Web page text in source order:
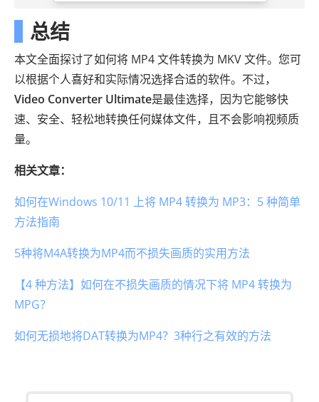
总结
本文全面探讨了如何将 MP4 文件转换为 MKV 文件。您可
以根据个人喜好和实际情况选择合适的软件。不过，
Video Converter Ultimate是最佳选择，因为它能够快
速、安全、轻松地转换任何媒体文件，且不会影响视频质
量。
相关文章：
如何在Windows 10/11 上将 MP4 转换为 MP3：5 种简单
方法指南
5种将M4A转换为MP4而不损失画质的实用方法
【4 种方法】如何在不损失画质的情况下将 MP4 转换为
MPG？
如何无损地将DAT转换为MP4？3种行之有效的方法